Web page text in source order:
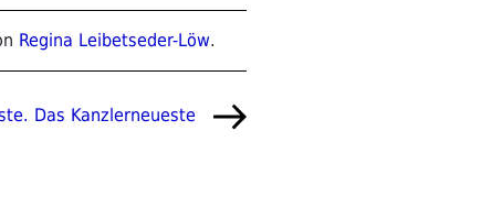
Regina Leibetseder-Löw.
Das Kanzlerneueste